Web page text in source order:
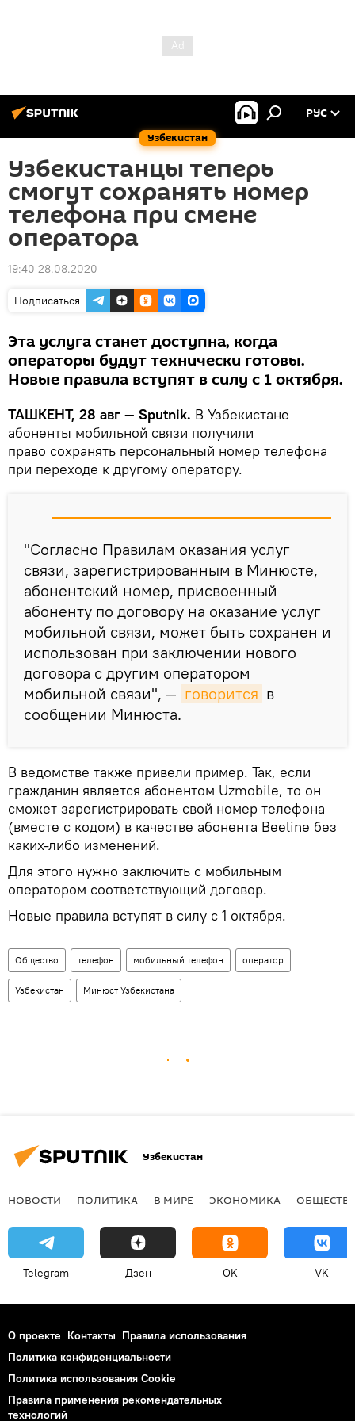
Узбекистан
РУС
Узбекистанцы теперь
смогут сохранять номер
телефона при смене
оператора
19:40 28.08.2020
Подписаться
Эта услуга станет доступна, когда
операторы будут технически готовы.
Новые правила вступят в силу с 1 октября.
ТАШКЕНТ, 28 авг — Sputnik. В Узбекистане
абоненты мобильной связи получили
право сохранять персональный номер телефона
при переходе к другому оператору.
"Согласно Правилам оказания услуг
связи, зарегистрированным в Минюсте,
абонентский номер, присвоенный
абоненту по договору на оказание услуг
мобильной связи, может быть сохранен и
использован при заключении нового
договора с другим оператором
мобильной связи", — говорится в
сообщении Минюста.
В ведомстве также привели пример. Так, если
гражданин является абонентом Uzmobile, то он
сможет зарегистрировать свой номер телефона
(вместе с кодом) в качестве абонента Beeline без
каких-либо изменений.
Для этого нужно заключить с мобильным
оператором соответствующий договор.
Новые правила вступят в силу с 1 октября.
Общество телефон мобильный телефон оператор
Узбекистан Минюст Узбекистана
Узбекистан
НОВОСТИ ПОЛИТИКА В МИРЕ ЭКОНОМИКА
Telegram Дзен OK VK
О проекте Контакты Правила использования
Политика конфиденциальности
Политика использования Cookie
Правила применения рекомендательных
технологий